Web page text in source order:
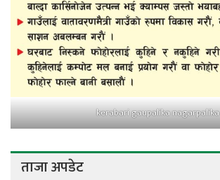
kerabari gaupalika nagarpalika
ताजा अपडेट